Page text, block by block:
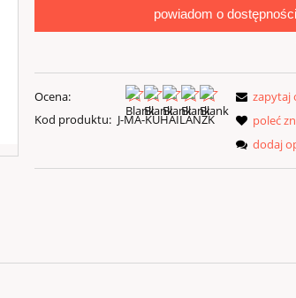
powiadom o dostępności
Ocena:
Kod produktu: J-MA-KUHAILANZK
zapytaj
poleć
dodaj